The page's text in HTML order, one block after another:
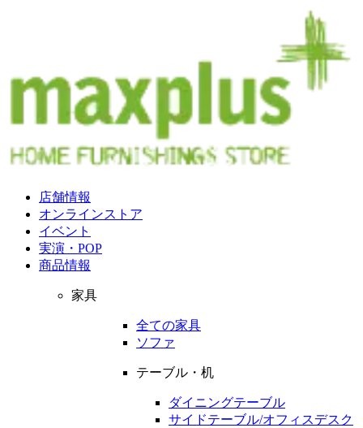
店舗情報
オンラインストア
イベント
実演・POP
商品情報
家具
全ての家具
ソファ
テーブル・机
ダイニングテーブル
サイドテーブル/オフィスデスク